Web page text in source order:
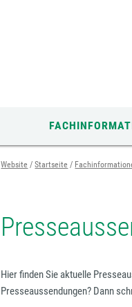
Website Startseite
Hier finden Sie aktuelle
Presseaussendungen? Dann